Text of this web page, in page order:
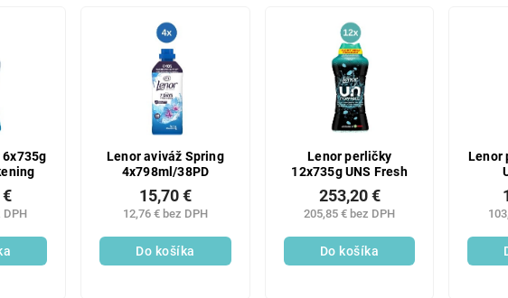
DPH
€
Lenor aviváž Spring
4x798ml/38PD
12,76 € bez DPH
15,70 €
Do košíka
Lenor perličky
12x735g UNS Fresh
205,85 € bez DPH
253,20 €
Do košíka
Lenor